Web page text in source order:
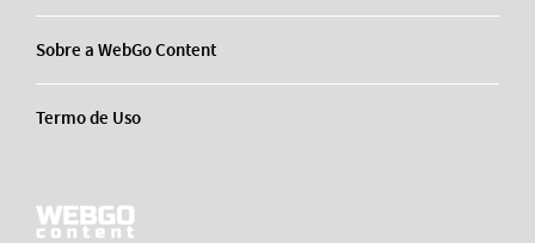
Sobre a WebGo Content
Termo de Uso